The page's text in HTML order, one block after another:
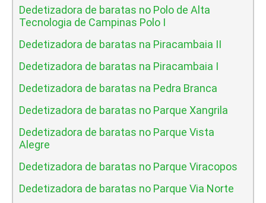
Dedetizadora de baratas no Polo de Alta
Tecnologia de Campinas Polo I
Dedetizadora de baratas na Piracambaia II
Dedetizadora de baratas na Piracambaia I
Dedetizadora de baratas na Pedra Branca
Dedetizadora de baratas no Parque Xangrila
Dedetizadora de baratas no Parque Vista
Alegre
Dedetizadora de baratas no Parque Viracopos
Dedetizadora de baratas no Parque Via Norte